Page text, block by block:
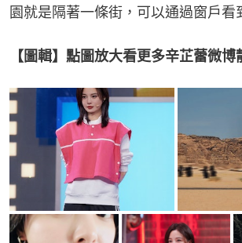
園就是隔著一條街，可以通過窗戶看
【圖輯】點圖放大看更多辛芷蕾微博